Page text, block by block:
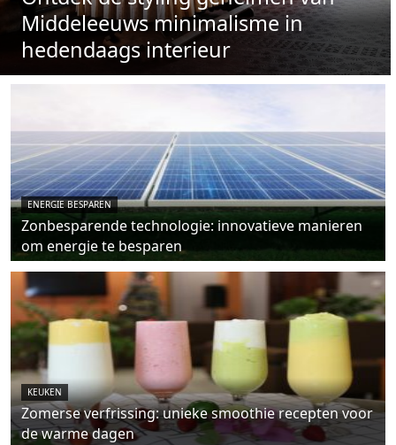
Middeleeuws minimalisme in
hedendaags interieur
ENERGIE BESPAREN
Zonbesparende technologie: innovatieve manieren
om energie te besparen
KEUKEN
Zomerse verfrissing: unieke smoothie recepten voor
de warme dagen